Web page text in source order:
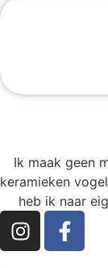
Ik maak geen
keramieken
heb ik naar